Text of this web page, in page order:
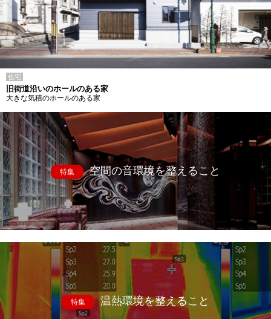
住宅
旧街道沿いのホールのある家
大きな気積のホールのある家
特集 空間の音環境を整えること
特集 温熱環境を整えること